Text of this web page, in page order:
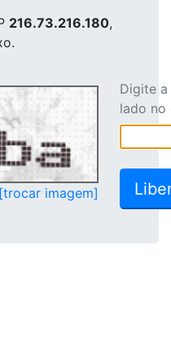
216.73.216.180,
[trocar imagem]
Digite
lado no